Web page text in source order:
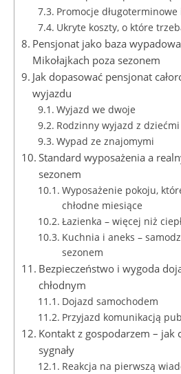
Promocje
Ukryte koszty, o które
Pensjonat jako baza
Mikołajkach poza sezonem
Jak dopasować pensjonat
wyjazdu
Wyjazd we dwoje
Rodzinny wyjazd z dziećmi
Wypad ze znajomymi
Standard wyposażenia a
sezonem
Wyposażenie pokoju,
chłodne miesiące
Łazienka – więcej niż
Kuchnia i aneks –
sezonem
Bezpieczeństwo i wygoda
chłodnym
Dojazd samochodem
Przyjazd komunikacją
Kontakt z gospodarzem – jak
sygnały
Reakcja na pierwszą